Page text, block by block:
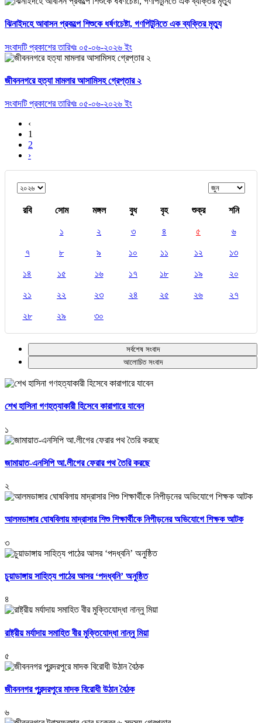
ঝিনাইদহে আবাসন প্রকল্পে শিশুকে ধর্ষণচেষ্টা, গণপিটুনিতে এক ব্যক্তির মৃত্যু
সংবাদটি প্রকাশের তারিখঃ ০৫-০৬-২০২৬ ইং
জীবননগরে হত্যা মামলার আসামিসহ গ্রেপ্তার ২
সংবাদটি প্রকাশের তারিখঃ ০৫-০৬-২০২৬ ইং
‹
1
2
›
রবি সোম মঙ্গল বুধ বৃহ শুক্র শনি
১ ২ ৩ ৪ ৫ ৬
৭ ৮ ৯ ১০ ১১ ১২ ১৩
১৪ ১৫ ১৬ ১৭ ১৮ ১৯ ২০
২১ ২২ ২৩ ২৪ ২৫ ২৬ ২৭
২৮ ২৯ ৩০
সর্বশেষ সংবাদ
আলোচিত সংবাদ
শেখ হাসিনা গণহত্যাকারী হিসেবে কারাগারে যাবেন
১
জামায়াত-এনসিপি আ.লীগের ফেরার পথ তৈরি করছে
২
আলমডাঙ্গার ঘোষবিলায় মাদ্রাসার শিশু শিক্ষার্থীকে নিপীড়নের অভিযোগে শিক্ষক আটক
৩
চুয়াডাঙ্গায় সাহিত্য পাঠের আসর ‘পদধ্বনি’ অনুষ্ঠিত
৪
রাষ্ট্রীয় মর্যাদায় সমাহিত বীর মুক্তিযোদ্ধা নান্নু মিয়া
৫
জীবননগর পুরন্দরপুরে মাদক বিরোধী উঠান বৈঠক
৬